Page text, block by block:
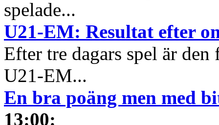
spelade...
U21-EM: Resultat efter
Efter tre dagars spel är
U21-EM...
En bra poäng men med
13:00: